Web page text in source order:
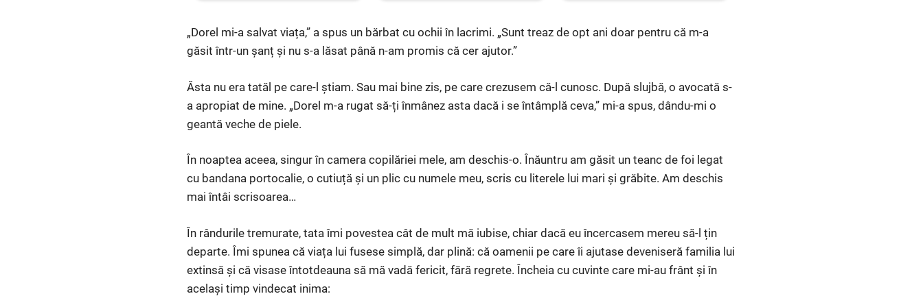
„Dorel mi-a salvat viața,” a spus un bărbat cu ochii în lacrimi. „Sunt treaz de opt ani doar pentru că m-a
găsit într-un șanț și nu s-a lăsat până n-am promis că cer ajutor.”
Ăsta nu era tatăl pe care-l știam. Sau mai bine zis, pe care crezusem că-l cunosc. După slujbă, o avocată s-
a apropiat de mine. „Dorel m-a rugat să-ți înmânez asta dacă i se întâmplă ceva,” mi-a spus, dându-mi o
geantă veche de piele.
În noaptea aceea, singur în camera copilăriei mele, am deschis-o. Înăuntru am găsit un teanc de foi legat
cu bandana portocalie, o cutiuță și un plic cu numele meu, scris cu literele lui mari și grăbite. Am deschis
mai întâi scrisoarea…
În rândurile tremurate, tata îmi povestea cât de mult mă iubise, chiar dacă eu încercasem mereu să-l țin
departe. Îmi spunea că viața lui fusese simplă, dar plină: că oamenii pe care îi ajutase deveniseră familia lui
extinsă și că visase întotdeauna să mă vadă fericit, fără regrete. Încheia cu cuvinte care mi-au frânt și în
același timp vindecat inima: